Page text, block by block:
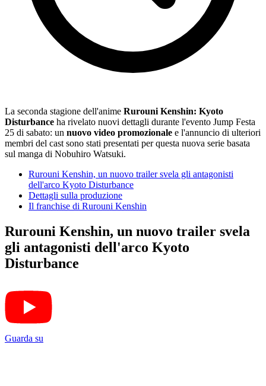
La seconda stagione dell'anime Rurouni Kenshin: Kyoto
Disturbance ha rivelato nuovi dettagli durante l'evento Jump Festa
25 di sabato: un nuovo video promozionale e l'annuncio di ulteriori
membri del cast sono stati presentati per questa nuova serie basata
sul manga di Nobuhiro Watsuki.
Rurouni Kenshin, un nuovo trailer svela gli antagonisti
dell'arco Kyoto Disturbance
Dettagli sulla produzione
Il franchise di Rurouni Kenshin
Rurouni Kenshin, un nuovo trailer svela
gli antagonisti dell'arco Kyoto
Disturbance
Guarda su